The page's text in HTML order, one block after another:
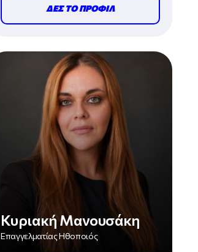
ΔΕΣ ΤΟ ΠΡΟΦΙΛ
Κυριακή Μανουσάκη
Επαγγελματίας Ηθοποιός